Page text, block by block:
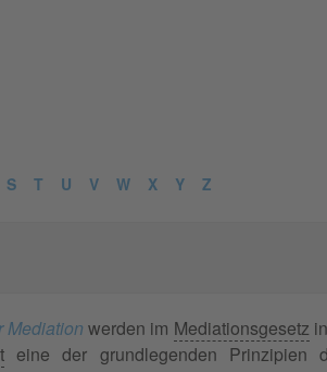
S T U V W X Y Z
Mediation werden im Mediationsgesetz
eine der grundlegenden Prinzipien